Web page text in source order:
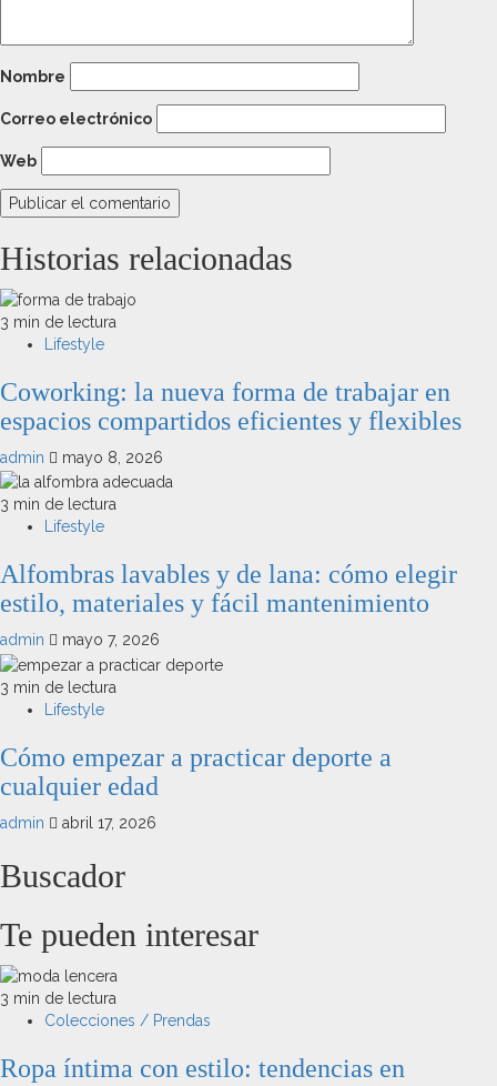
Nombre
Correo electrónico
Web
Historias relacionadas
3 min de lectura
Lifestyle
Coworking: la nueva forma de trabajar en
espacios compartidos eficientes y flexibles
admin mayo 8, 2026
3 min de lectura
Lifestyle
Alfombras lavables y de lana: cómo elegir
estilo, materiales y fácil mantenimiento
admin mayo 7, 2026
3 min de lectura
Lifestyle
Cómo empezar a practicar deporte a
cualquier edad
admin abril 17, 2026
Buscador
Te pueden interesar
3 min de lectura
Colecciones / Prendas
Ropa íntima con estilo: tendencias en